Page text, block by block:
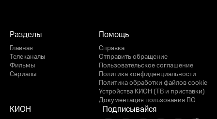
Разделы
Главная
Телеканалы
Фильмы
Сериалы
Помощь
Справка
Отправить обращение
Пользовательское соглашение
Политика конфиденциальности
Политика обработки файлов cookie
Устройства КИОН (ТВ и приставки)
Документация пользования ПО
КИОН Подписывайся